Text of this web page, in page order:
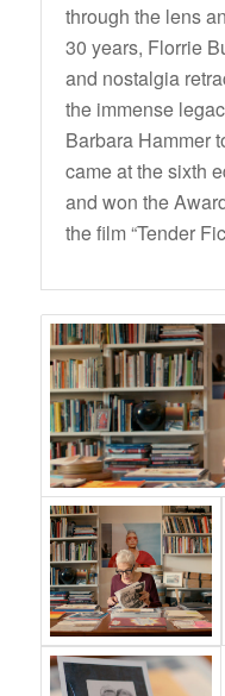
through the lens
30 years, Florrie
and nostalgia
the immense
Barbara Hammer
came at the sixth
and won the
the film “Tender